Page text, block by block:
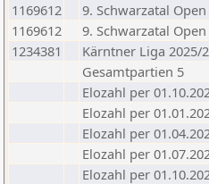
1169612
9. Schwarzatal
1169612
9. Schwarzatal
1234381
Kärntner Liga 2025/
Gesamtpartien 5
Elozahl per
Elozahl per
Elozahl per
Elozahl per
Elozahl per